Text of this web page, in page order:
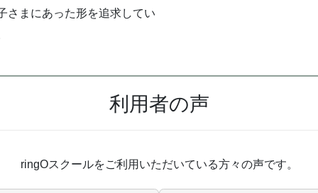
さまにあった形を追求してい
利用者の声
ringOスクールをご利用いただいている方々の声です。